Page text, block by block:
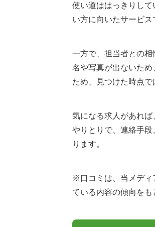
使い道ははっきりし
い方に向いたサービス
一方で、担当者との
名や写真が出ないた
ため、見つけた時点で
気になる求人があれ
やりとりで、連絡手
ります。
※口コミは、当メディ
ている内容の傾向をも